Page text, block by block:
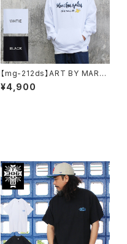
【mg-212ds】ART BY MARK
GONZALE ( What it isNt ワッ
トイットイズント) アートバイ マ
¥4,900